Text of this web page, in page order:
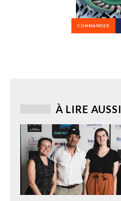
COMMANDER
À LIRE AUSSI